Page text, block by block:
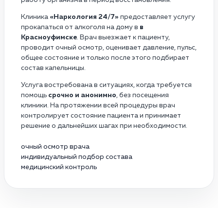
Клиника «Наркология 24/7» предоставляет услугу
прокапаться от алкоголя на дому в в
Красноуфимске. Врач выезжает к пациенту,
проводит очный осмотр, оценивает давление, пульс,
общее состояние и только после этого подбирает
состав капельницы.
Услуга востребована в ситуациях, когда требуется
помощь срочно и анонимно, без посещения
клиники. На протяжении всей процедуры врач
контролирует состояние пациента и принимает
решение о дальнейших шагах при необходимости.
очный осмотр врача
индивидуальный подбор состава
медицинский контроль